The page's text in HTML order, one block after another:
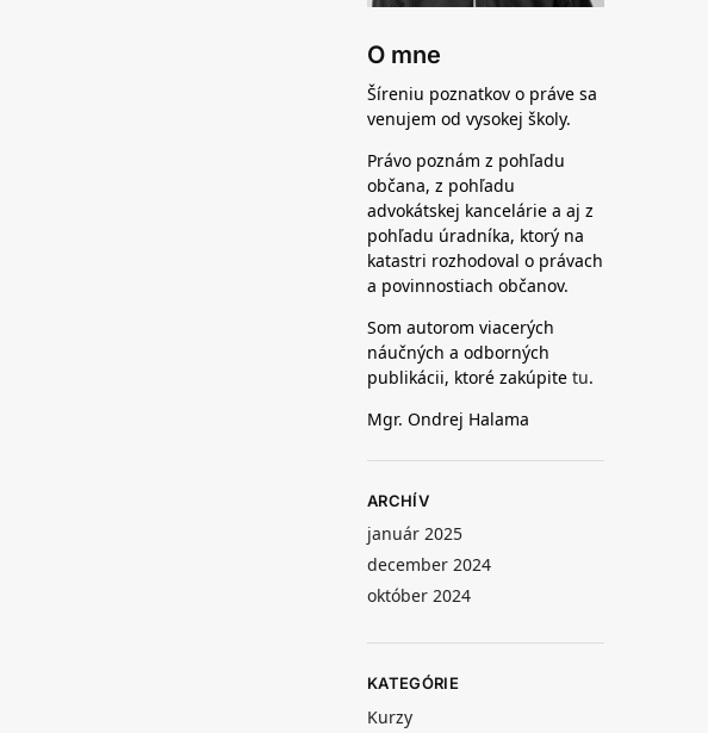
O mne
Šíreniu poznatkov o práve sa
venujem od vysokej školy.
Právo poznám z pohľadu
občana, z pohľadu
advokátskej kancelárie a aj z
pohľadu úradníka, ktorý na
katastri rozhodoval o právach
a povinnostiach občanov.
Som autorom viacerých
náučných a odborných
publikácii, ktoré zakúpitetu.
Mgr. Ondrej Halama
ARCHÍV
január 2025
december 2024
október 2024
KATEGÓRIE
Kurzy